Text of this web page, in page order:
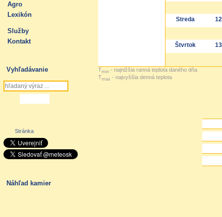
Agro
Lexikón
Služby
Kontakt
Vyhľadávanie
Stránka
Náhľad kamier
Streda
Štvrtok
Tmin - najnižšia ranná teplota daného dňa
Tmax - najvyššia denná teplota